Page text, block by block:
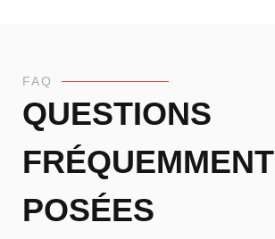
FAQ
QUESTIONS
FRÉQUEMMENT
POSÉES